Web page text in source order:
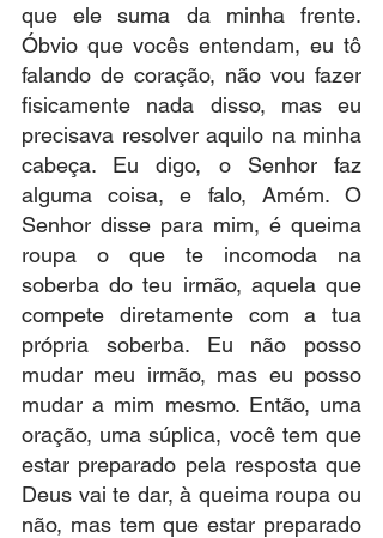
que ele suma da minha frente.
Óbvio que vocês entendam, eu tô
falando de coração, não vou fazer
fisicamente nada disso, mas eu
precisava resolver aquilo na minha
cabeça. Eu digo, o Senhor faz
alguma coisa, e falo, Amém. O
Senhor disse para mim, é queima
roupa o que te incomoda na
soberba do teu irmão, aquela que
compete diretamente com a tua
própria soberba. Eu não posso
mudar meu irmão, mas eu posso
mudar a mim mesmo. Então, uma
oração, uma súplica, você tem que
estar preparado pela resposta que
Deus vai te dar, à queima roupa ou
não, mas tem que estar preparado